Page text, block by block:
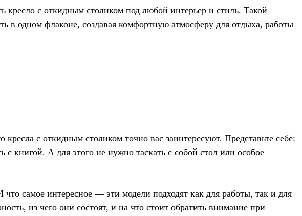
кресло с откидным столиком под любой интерьер и стиль. Такой
в одном флаконе, создавая комфортную атмосферу для отдыха, работы
с откидным столиком точно вас заинтересуют. Представьте себе:
с книгой. А для этого не нужно таскать с собой стол или особое
самое интересное — эти модели подходят как для работы, так и для
из чего они состоят, и на что стоит обратить внимание при